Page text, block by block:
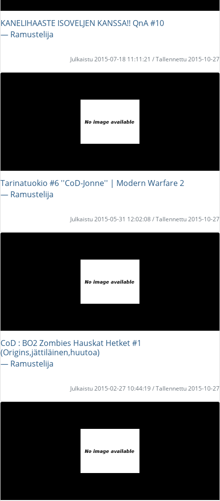
KANELIHAASTE ISOVELJEN KANSSA!! QnA #10
― Ramustelija
Julkaistu 2015-07-18 11:11:21 / Tallennettu 2015-10-27
Tarinatuokio #6 ''CoD-Jonne'' | Modern Warfare 2
― Ramustelija
Julkaistu 2015-05-31 12:02:08 / Tallennettu 2015-10-27
CoD : BO2 Zombies Hauskat Hetket #1
(Origins,jättiläinen,huutoa)
― Ramustelija
Julkaistu 2015-02-27 10:44:19 / Tallennettu 2015-10-27